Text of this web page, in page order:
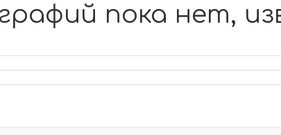
пока нет,